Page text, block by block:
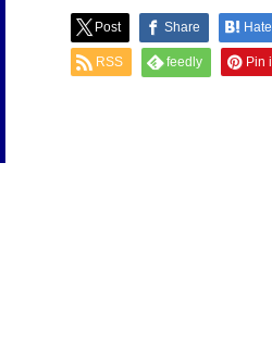
Post Share
RSS feedly Pin